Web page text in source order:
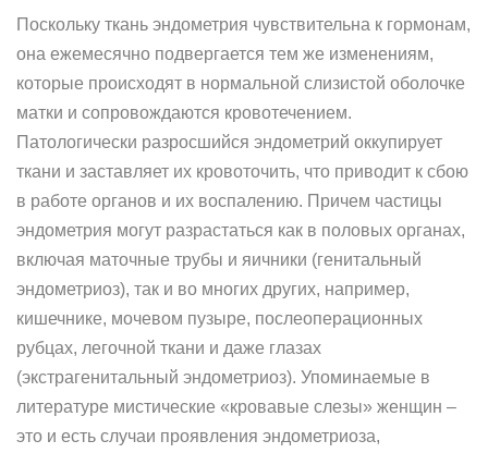
Поскольку ткань эндометрия чувствительна к гормонам,
она ежемесячно подвергается тем же изменениям,
которые происходят в нормальной слизистой оболочке
матки и сопровождаются кровотечением.
Патологически разросшийся эндометрий оккупирует
ткани и заставляет их кровоточить, что приводит к сбою
в работе органов и их воспалению. Причем частицы
эндометрия могут разрастаться как в половых органах,
включая маточные трубы и яичники (генитальный
эндометриоз), так и во многих других, например,
кишечнике, мочевом пузыре, послеоперационных
рубцах, легочной ткани и даже глазах
(экстрагенитальный эндометриоз). Упоминаемые в
литературе мистические «кровавые слезы» женщин –
это и есть случаи проявления эндометриоза,